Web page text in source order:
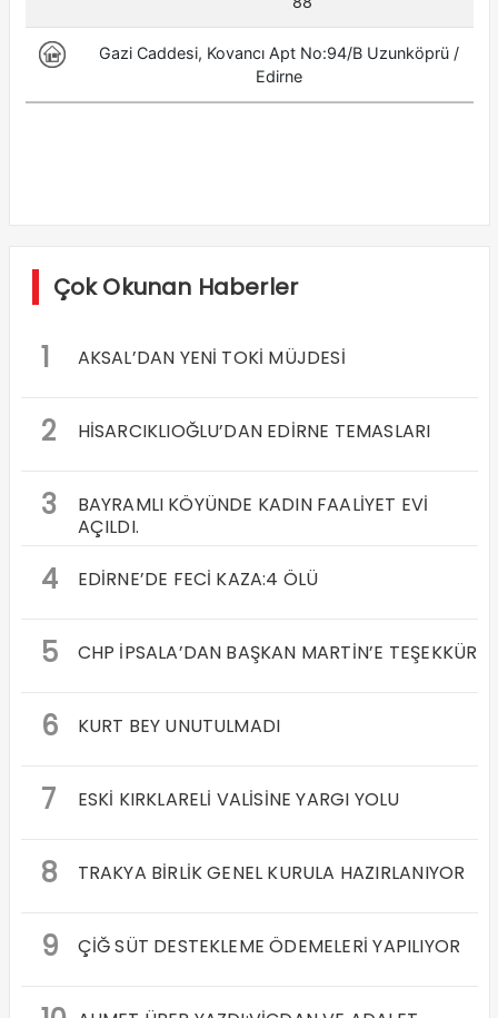
Çok Okunan Haberler
1 AKSAL’DAN YENİ TOKİ MÜJDESİ
2 HİSARCIKLIOĞLU’DAN EDİRNE TEMASLARI
3
BAYRAMLI KÖYÜNDE KADIN FAALİYET EVİ
AÇILDI.
4 EDİRNE’DE FECİ KAZA:4 ÖLÜ
5 CHP İPSALA’DAN BAŞKAN MARTİN’E TEŞEKKÜR
6 KURT BEY UNUTULMADI
7 ESKİ KIRKLARELİ VALİSİNE YARGI YOLU
8 TRAKYA BİRLİK GENEL KURULA HAZIRLANIYOR
9 ÇİĞ SÜT DESTEKLEME ÖDEMELERİ YAPILIYOR